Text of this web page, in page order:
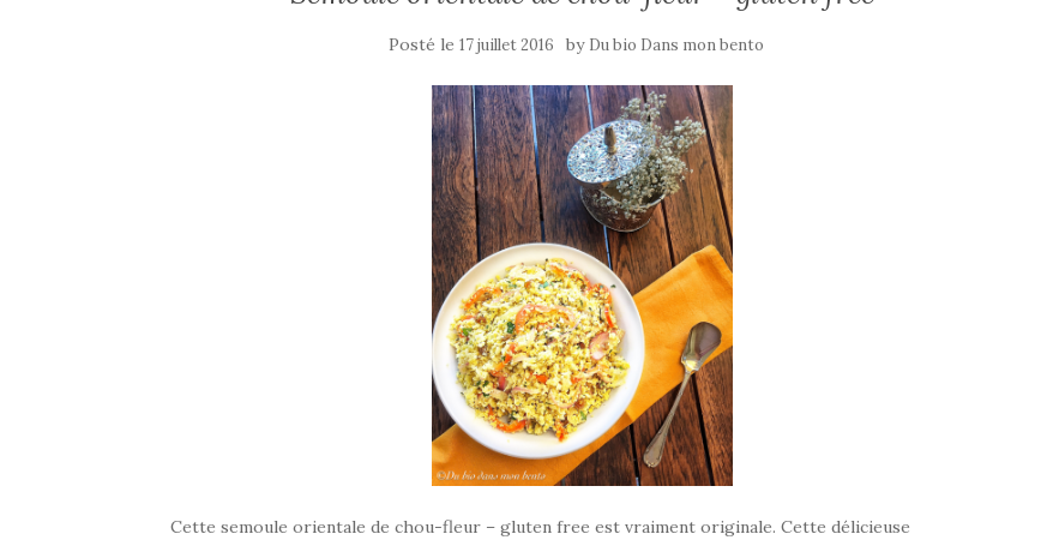
Posté le 17 juillet 2016 by Du bio Dans mon bento
Cette semoule orientale de chou-fleur – gluten free est vraiment originale. Cette délicieuse